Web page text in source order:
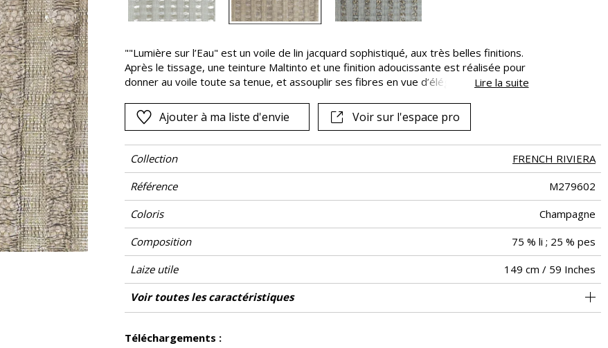
Rose
Rouge
Vert
Violet
""Lumière sur l’Eau" est un voile de lin jacquard sophistiqué, aux très belles finitions.
Après le tissage, une teinture Maltinto et une finition adoucissante est réalisée pour
donner au voile toute sa tenue, et assouplir ses fibres en vue d’élégants drapés.
subtil chatoiement, et la couleur naturelle du fil de lin reparaît. Ce voile disponible en
simple largeur habillera les pans de vos fenêtres avec poésie. Il peut aussi être joué
dans trois coloris très doux, Ivoire, Champagne et Ardoise."
Lire la suite
Ajouter à ma liste d'envie Voir sur l'espace pro
Collection
FRENCH RIVIERA
Référence
M279602
Coloris
Champagne
Composition
75 % li ; 25 % pes
Laize utile
149 cm / 59 Inches
Rétrécissement
<1%
Sens De large
Poids g/m² 85
Usage
Entretien
Pays d'origine Italie
Voir toutes les caractéristiques
Téléchargements :